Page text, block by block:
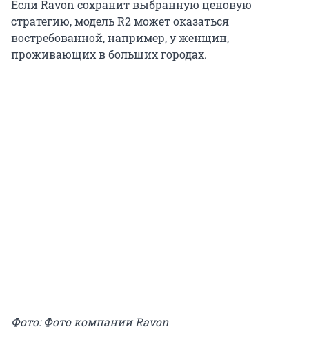
Если Ravon сохранит выбранную ценовую
стратегию, модель R2 может оказаться
востребованной, например, у женщин,
проживающих в больших городах.
Фото: Фото компании Ravon